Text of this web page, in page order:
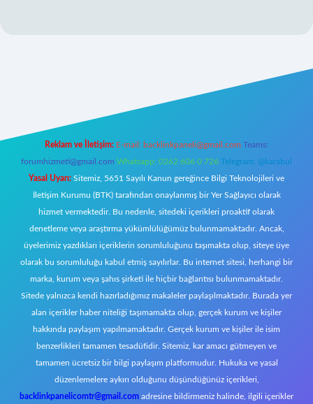
Reklam ve İletişim: E-mail: backlinkpaneli@gmail.com Teams:
forumhizmeti@gmail.com Whatsapp: 0262 606 0 726 Telegram: @karabul
Yasal Uyarı: Sitemiz, 5651 Sayılı Kanun gereğince Bilgi Teknolojileri ve
İletişim Kurumu (BTK) tarafından onaylanmış bir Yer Sağlayıcı olarak
hizmet vermektedir. Bu nedenle, sitedeki içerikleri proaktif olarak
denetleme veya araştırma yükümlülüğümüz bulunmamaktadır. Ancak,
üyelerimiz yazdıkları içeriklerin sorumluluğunu taşımakta olup, siteye üye
olarak bu sorumluluğu kabul etmiş sayılırlar. Bu internet sitesi, herhangi bir
marka, kurum veya şahıs şirketi ile hiçbir bağlantısı bulunmamaktadır.
Sitede yalnızca kendi hazırladığımız makaleler paylaşılmaktadır. Burada yer
alan içerikler haber niteliği taşımamakta olup, gerçek kurum ve kişiler
hakkında paylaşım yapılmamaktadır. Gerçek kurum ve kişiler ile isim
benzerlikleri tamamen tesadüfidir. Sitemiz, kar amacı gütmeyen ve
tamamen ücretsiz bir bilgi paylaşım platformudur. Hukuka ve yasal
düzenlemelere aykırı olduğunu düşündüğünüz içerikleri,
backlinkpanelicomtr@gmail.com adresine bildirmeniz halinde, ilgili içerikler